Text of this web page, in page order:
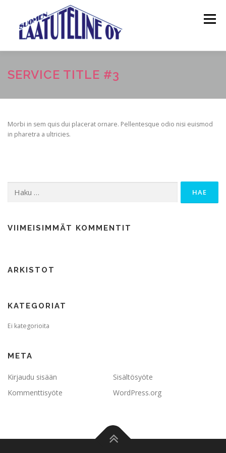
Valikko
ETUSIVU TIETOA MEISTÄ
SERVICE TITLE #3
Morbi in sem quis dui placerat ornare. Pellentesque odio nisi euismod
in pharetra a ultricies.
VIIMEISIMMÄT KOMMENTIT
ARKISTOT
KATEGORIAT
Ei kategorioita
META
Kirjaudu sisään
Sisältösyöte
Kommenttisyöte
WordPress.org